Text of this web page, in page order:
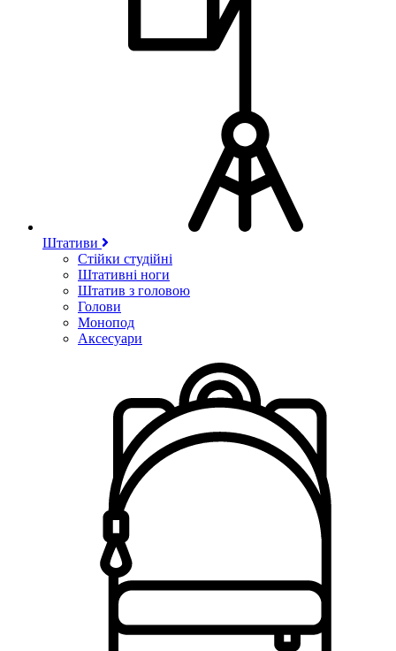
Штативи
Стійки студійні
Штативні ноги
Штатив з головою
Голови
Монопод
Аксесуари